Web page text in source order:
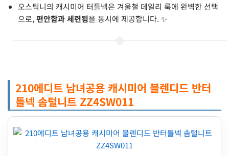
오스틱니의 캐시미어 터틀넥은 겨울철 데일리 룩에 완벽한 선택
으로,편안함과 세련됨을 동시에 제공합니다. ✨
210에디트 남녀공용 캐시미어 블렌디드 반터
틀넥 솜털니트 ZZ4SW011